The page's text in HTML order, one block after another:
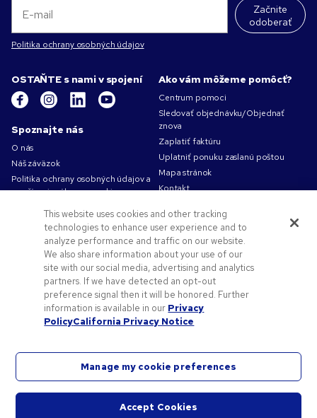
Začnite
odoberať
Politika ochrany osobných údajov
OSTAŇTE s nami v spojení
Spoznajte nás
O nás
Náš záväzok
Politika ochrany osobných údajov a
používania súborov cookie
Podmienky používania
Obchodné podmienky
Kariéra v Pens.com
Ako vám môžeme pomôcť?
Reklamné predmety
Zľavové kódy a kupóny
Pomoc s logom
Ako vám môžeme pomôcť?
Centrum pomoci
Sledovať objednávku/Objednať
znova
Zaplatiť faktúru
Uplatniť ponuku zaslanú poštou
Mapa stránok
Kontakt
©2026National Pen Company. Všetky práva vyhradené. Pens.com a príslušné logo sú
ochranné známky spoločnosti National Pen. Všetky ostatné ochranné známky sú majetkom
This website uses cookies and other tracking
technologies to enhance user experience and to
analyze performance and traffic on our website.
We also share information about your use of our
site with our social media, advertising and analytics
partners. If we have detected an opt-out
preference signal then it will be honored. Further
information is available in our Privacy
PolicyCalifornia Privacy Notice
Manage my cookie preferences
Accept Cookies